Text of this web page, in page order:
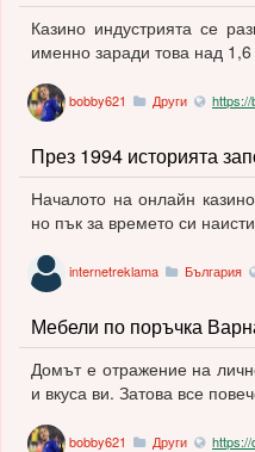
Казино индустрията се
именно заради това над
През 1994 историята
bobby621 Други https://
Началото на онлайн
но пък за времето си
Мебели по поръчка
internetreklama България
Домът е отражение на
и вкуса ви. Затова все
bobby621 Други https://